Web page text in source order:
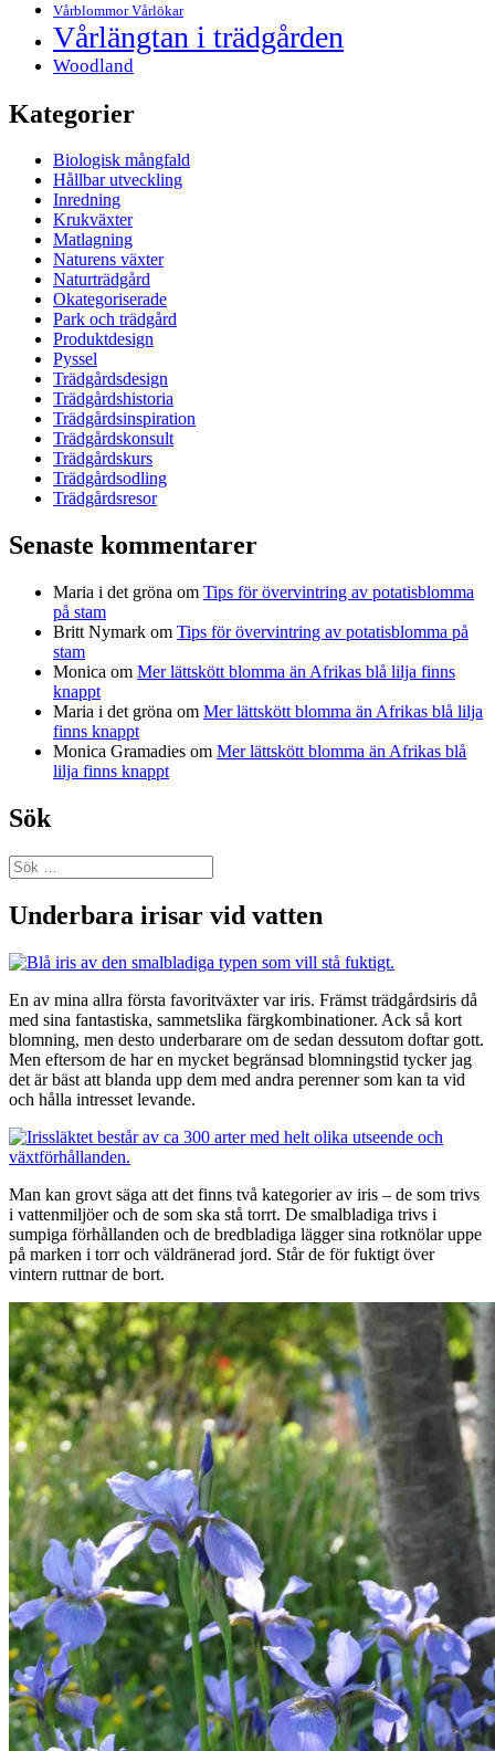
Vårblommor Vårlökar
Vårlängtan i trädgården
Woodland
Kategorier
Biologisk mångfald
Hållbar utveckling
Inredning
Krukväxter
Matlagning
Naturens växter
Naturträdgård
Okategoriserade
Park och trädgård
Produktdesign
Pyssel
Trädgårdsdesign
Trädgårdshistoria
Trädgårdsinspiration
Trädgårdskonsult
Trädgårdskurs
Trädgårdsodling
Trädgårdsresor
Senaste kommentarer
Maria i det gröna om Tips för övervintring av potatisblomma
på stam
Britt Nymark om Tips för övervintring av potatisblomma på
stam
Monica om Mer lättskött blomma än Afrikas blå lilja finns
knappt
Maria i det gröna om Mer lättskött blomma än Afrikas blå lilja
finns knappt
Monica Gramadies om Mer lättskött blomma än Afrikas blå
lilja finns knappt
Sök
Sök
efter:
Underbara irisar vid vatten
En av mina allra första favoritväxter var iris. Främst trädgårdsiris då
med sina fantastiska, sammetslika färgkombinationer. Ack så kort
blomning, men desto underbarare om de sedan dessutom doftar gott.
Men eftersom de har en mycket begränsad blomningstid tycker jag
det är bäst att blanda upp dem med andra perenner som kan ta vid
och hålla intresset levande.
Man kan grovt säga att det finns två kategorier av iris – de som trivs
i vattenmiljöer och de som ska stå torrt. De smalbladiga trivs i
sumpiga förhållanden och de bredbladiga lägger sina rotknölar uppe
på marken i torr och väldränerad jord. Står de för fuktigt över
vintern ruttnar de bort.